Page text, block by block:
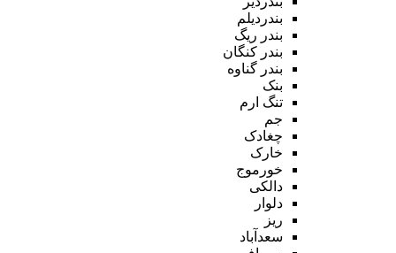
بندردیلم
بندر ریگ
بندر کنگان
بندر گناوه
بنک
تنگ ارم
جم
چغادک
خارک
خورموج
دالکی
دلوار
ریز
سعدآباد